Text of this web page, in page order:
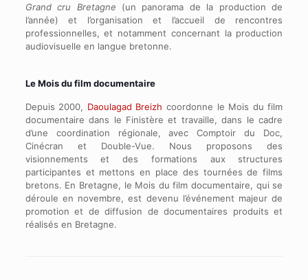
Grand cru Bretagne (un panorama de la production de
l’année) et l’organisation et l’accueil de rencontres
professionnelles, et notamment concernant la production
audiovisuelle en langue bretonne.
Le Mois du film documentaire
Depuis 2000, Daoulagad Breizh coordonne le Mois du film
documentaire dans le Finistère et travaille, dans le cadre
d’une coordination régionale, avec Comptoir du Doc,
Cinécran et Double-Vue. Nous proposons des
visionnements et des formations aux structures
participantes et mettons en place des tournées de films
bretons. En Bretagne, le Mois du film documentaire, qui se
déroule en novembre, est devenu l’événement majeur de
promotion et de diffusion de documentaires produits et
réalisés en Bretagne.